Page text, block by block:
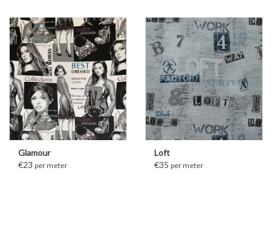
Glamour
€23 per meter
Loft
€35 per meter